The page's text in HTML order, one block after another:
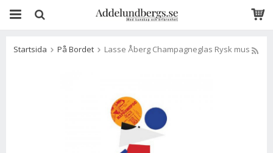
Startsida På Bordet Lasse Åberg Champagneglas Rysk mus